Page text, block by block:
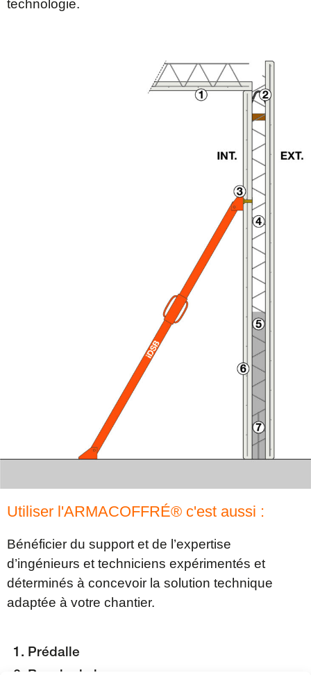
technologie.
Utiliser l'ARMACOFFRÉ® c'est aussi :
Bénéficier du support et de l’expertise
d’ingénieurs et techniciens expérimentés et
déterminés à concevoir la solution technique
adaptée à votre chantier.
Prédalle